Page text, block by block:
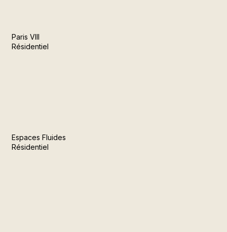
Paris VIII
Résidentiel
Espaces Fluides
Résidentiel